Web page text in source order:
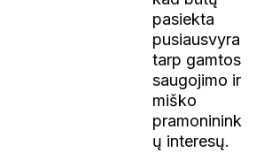
pasiekta
pusiausvyra
tarp gamtos
saugojimo ir
miško
pramoninink
ų interesų.